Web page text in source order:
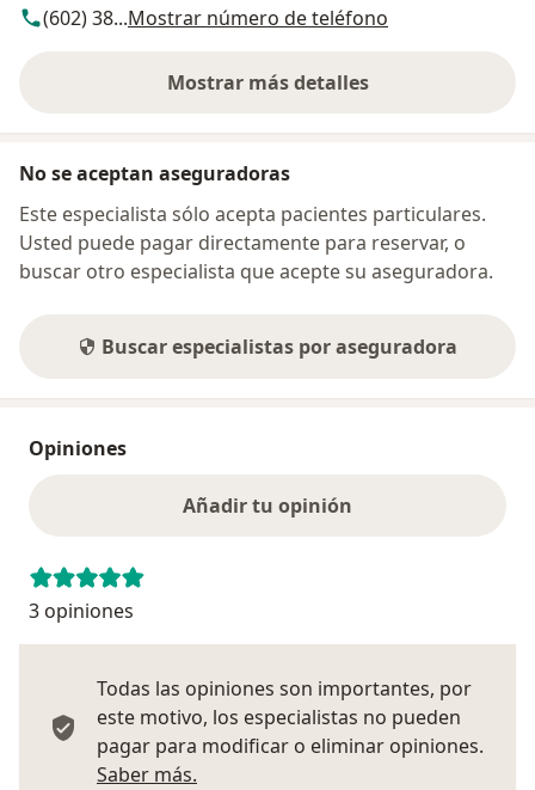
(602) 38...Mostrar número de teléfono
Mostrar más detalles
sobre la dirección
No se aceptan aseguradoras
Este especialista sólo acepta pacientes particulares.
Usted puede pagar directamente para reservar, o
buscar otro especialista que acepte su aseguradora.
Buscar especialistas por aseguradora
Opiniones
Añadir tu opinión
3 opiniones
Todas las opiniones son importantes, por
este motivo, los especialistas no pueden
pagar para modificar o eliminar opiniones.
Saber más.